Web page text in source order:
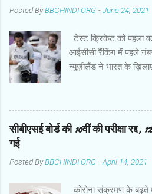
Posted ByBBCHINDI ORG -June 24, 2021
टेस्ट क्रिकेट को पहला
आईसीसी रैंकिंग में पहले
न्यूज़ीलैंड ने भारत के
विकेट से दमदार जीत
छठे दिन गेंदबाज़ों के
और रॉस टेलर ने उम्दा
टेस्ट चैंपियनशिप में
रन बनाकर नाबाद रहे.
सीबीएसई बोर्ड की 10वीं की परीक्षा रद्द,
गई
Posted ByBBCHINDI ORG -April 14, 2021
कोरोना संक्रमण के बढ़ते